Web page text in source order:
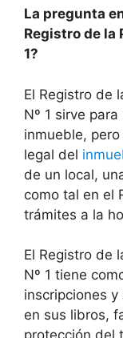
La pregunta
Registro de la
1?
El Registro de
Nº 1 sirve
inmueble,
legal del
de un local,
como tal en el
trámites a la
El Registro de
Nº 1 tiene
inscripciones
en sus libros,